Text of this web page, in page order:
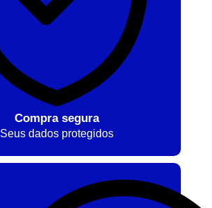
Compra segura
Seus dados protegidos